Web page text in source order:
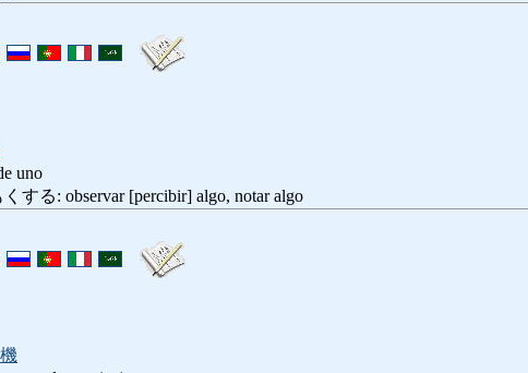
uno
する: observar [percibir] algo, notar algo